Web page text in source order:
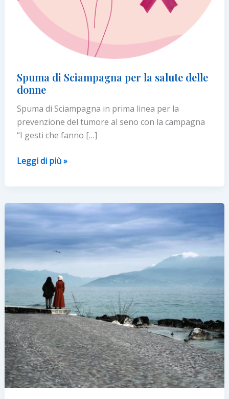
Spuma di Sciampagna per la salute delle
donne
Spuma di Sciampagna in prima linea per la
prevenzione del tumore al seno con la campagna
“I gesti che fanno […]
Spuma
per
la
donne
Leggi di più »